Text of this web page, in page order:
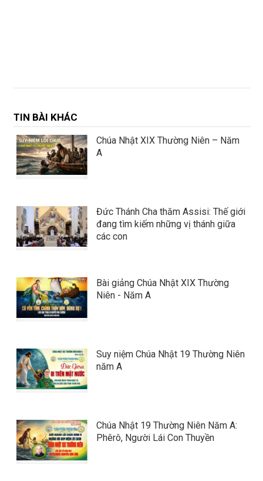
TIN BÀI KHÁC
Chúa Nhật XIX Thường Niên – Năm
A
Đức Thánh Cha thăm Assisi: Thế giới
đang tìm kiếm những vị thánh giữa
các con
Bài giảng Chúa Nhật XIX Thường
Niên - Năm A
Suy niệm Chúa Nhật 19 Thường Niên
năm A
Chúa Nhật 19 Thường Niên Năm A:
Phêrô, Người Lái Con Thuyền